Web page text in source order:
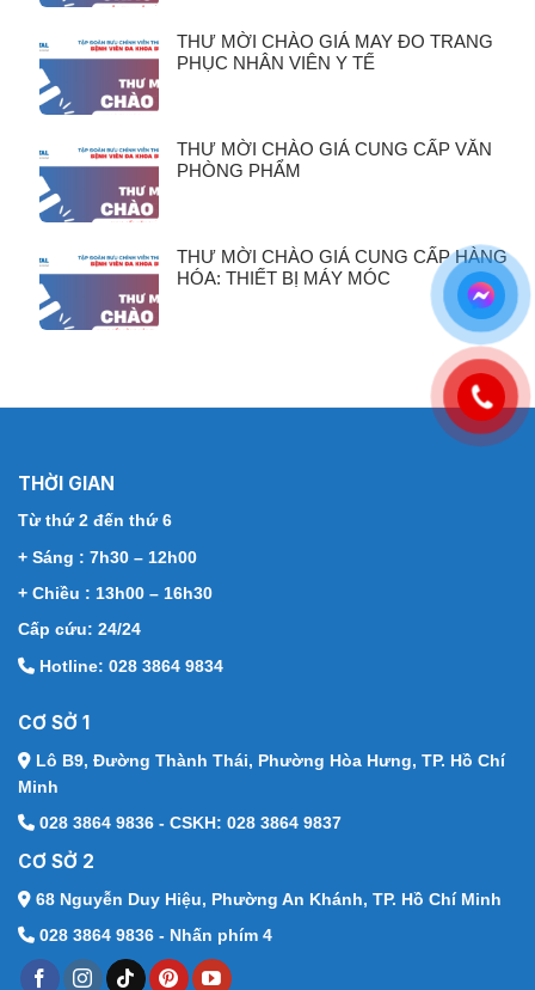
THƯ MỜI CHÀO GIÁ MAY ĐO TRANG
PHỤC NHÂN VIÊN Y TẾ
THƯ MỜI CHÀO GIÁ CUNG CẤP VĂN
PHÒNG PHẨM
THƯ MỜI CHÀO GIÁ CUNG CẤP HÀNG
HÓA: THIẾT BỊ MÁY MÓC
THỜI GIAN
Từ thứ 2 đến thứ 6
+ Sáng : 7h30 – 12h00
+ Chiều : 13h00 – 16h30
Cấp cứu: 24/24
Hotline: 028 3864 9834
CƠ SỞ 1
Lô B9, Đường Thành Thái, Phường Hòa Hưng, TP. Hồ Chí
Minh
028 3864 9836 - CSKH: 028 3864 9837
CƠ SỞ 2
68 Nguyễn Duy Hiệu, Phường An Khánh, TP. Hồ Chí Minh
028 3864 9836 - Nhấn phím 4